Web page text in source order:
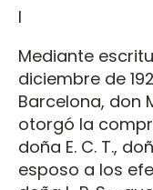
I
Mediante
diciembre de
Barcelona, don
otorgó la
doña E. C. T.,
esposo a los